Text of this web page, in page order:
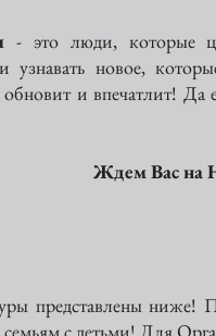
- это люди, которые
и узнавать новое,
и впечатлит! Да
Ждем Вас на
представлены ниже!